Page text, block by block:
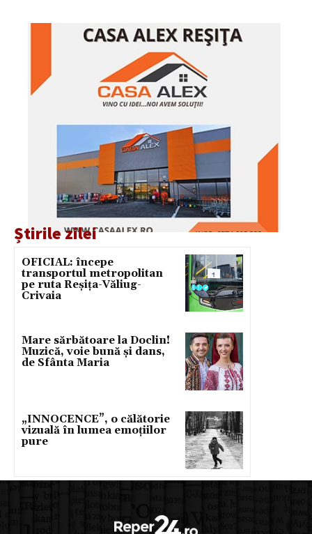
Știrile zilei
OFICIAL: începe
transportul metropolitan
pe ruta Reșița-Văliug-
Crivaia
Mare sărbătoare la Doclin!
Muzică, voie bună și dans,
de Sfânta Maria
„INNOCENCE”, o călătorie
vizuală în lumea emoțiilor
pure